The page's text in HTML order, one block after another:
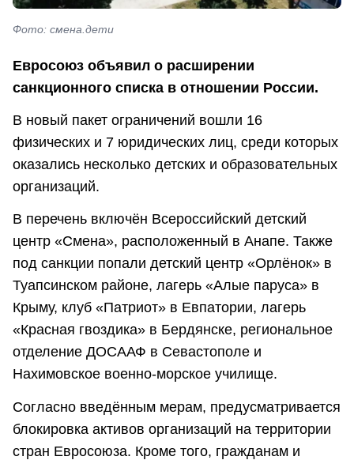
Фото: смена.дети
Евросоюз объявил о расширении
санкционного списка в отношении России.
В новый пакет ограничений вошли 16
физических и 7 юридических лиц, среди которых
оказались несколько детских и образовательных
организаций.
В перечень включён Всероссийский детский
центр «Смена», расположенный в Анапе. Также
под санкции попали детский центр «Орлёнок» в
Туапсинском районе, лагерь «Алые паруса» в
Крыму, клуб «Патриот» в Евпатории, лагерь
«Красная гвоздика» в Бердянске, региональное
отделение ДОСААФ в Севастополе и
Нахимовское военно-морское училище.
Согласно введённым мерам, предусматривается
блокировка активов организаций на территории
стран Евросоюза. Кроме того, гражданам и